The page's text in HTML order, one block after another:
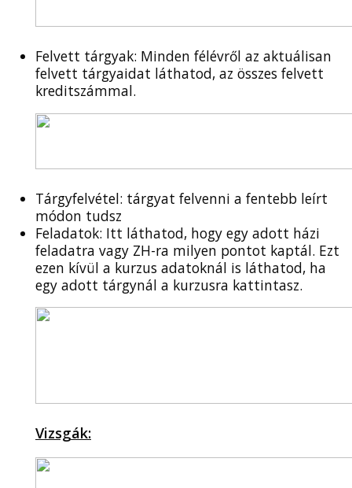
Felvett tárgyak: Minden félévről az aktuálisan
felvett tárgyaidat láthatod, az összes felvett
kreditszámmal.
Tárgyfelvétel: tárgyat felvenni a fentebb leírt
módon tudsz
Feladatok: Itt láthatod, hogy egy adott házi
feladatra vagy ZH-ra milyen pontot kaptál. Ezt
ezen kívül a kurzus adatoknál is láthatod, ha
egy adott tárgynál a kurzusra kattintasz.
Vizsgák: